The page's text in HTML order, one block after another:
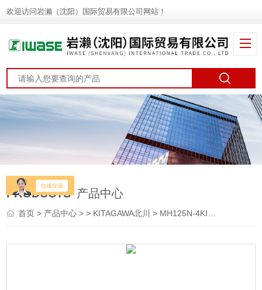
欢迎访问岩濑（沈阳）国际贸易有限公司网站！
PRODUCTS 产品中心
首页> 产品中心 > > KITAGAWA北川 > MH125N-4KITAGAWA北川 手动卡盘 机械卡爪